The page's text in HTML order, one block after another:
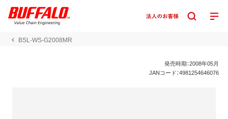
BSL-WS-G2008MR
発売時期：2008年05月
JANコード：4981254646076